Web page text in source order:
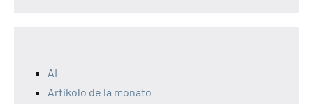
AI
Artikolo de la monato